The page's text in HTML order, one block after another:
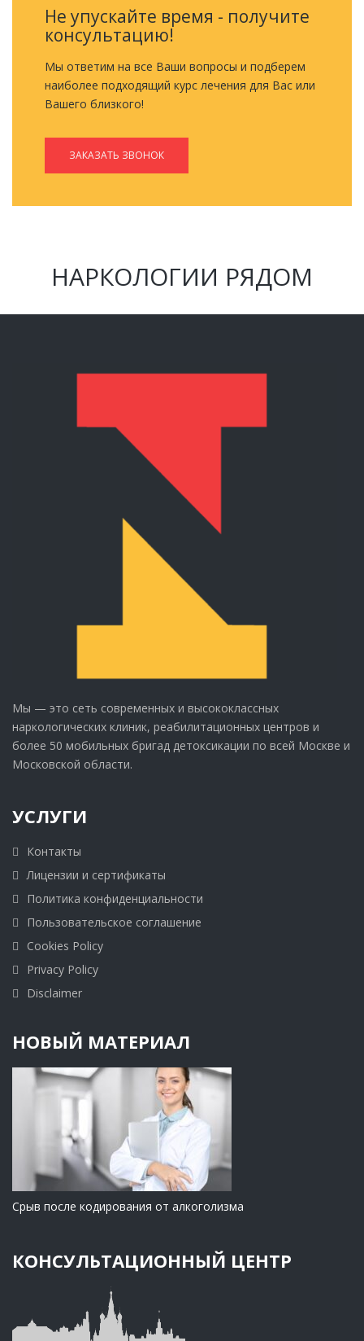
Не упускайте время - получите
консультацию!
Мы ответим на все Ваши вопросы и подберем
наиболее подходящий курс лечения для Вас или
Вашего близкого!
ЗАКАЗАТЬ ЗВОНОК
НАРКОЛОГИИ РЯДОМ
Мы — это сеть современных и высококлассных
наркологических клиник, реабилитационных центров и
более 50 мобильных бригад детоксикации по всей Москве и
Московской области.
УСЛУГИ
Контакты
Лицензии и сертификаты
Политика конфиденциальности
Пользовательское соглашение
Cookies Policy
Privacy Policy
Disclaimer
НОВЫЙ МАТЕРИАЛ
Срыв после кодирования от алкоголизма
КОНСУЛЬТАЦИОННЫЙ ЦЕНТР